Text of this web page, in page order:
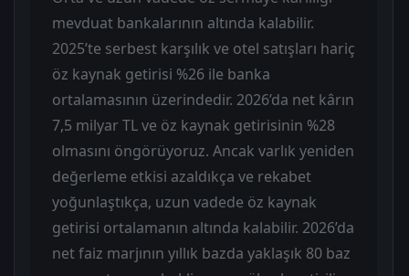
mevduat bankalarının altında kalabilir.
2025’te serbest karşılık ve otel satışları hariç
öz kaynak getirisi %26 ile banka
ortalamasının üzerindedir. 2026’da net kârın
7,5 milyar TL ve öz kaynak getirisinin %28
olmasını öngörüyoruz. Ancak varlık yeniden
değerleme etkisi azaldıkça ve rekabet
yoğunlaştıkça, uzun vadede öz kaynak
getirisi ortalamanın altında kalabilir. 2026’da
net faiz marjının yıllık bazda yaklaşık 80 baz